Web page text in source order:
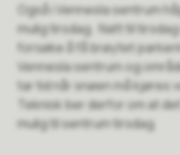
Også i Vennesla sentrum
mulig tirsdag. Natt til
forsøke å få brøytet
Vennesla sentrum og
tar tid når snøen må kjøres
Teknisk ber derfor om at
mulig til sentrum tirsdag.